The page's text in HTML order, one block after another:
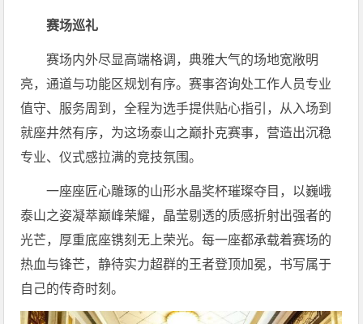
赛场巡礼
赛场内外尽显高端格调，典雅大气的场地宽敞明
亮，通道与功能区规划有序。赛事咨询处工作人员专业
值守、服务周到，全程为选手提供贴心指引，从入场到
就座井然有序，为这场泰山之巅扑克赛事，营造出沉稳
专业、仪式感拉满的竞技氛围。
一座座匠心雕琢的山形水晶奖杯璀璨夺目，以巍峨
泰山之姿凝萃巅峰荣耀，晶莹剔透的质感折射出强者的
光芒，厚重底座镌刻无上荣光。每一座都承载着赛场的
热血与锋芒，静待实力超群的王者登顶加冕，书写属于
自己的传奇时刻。